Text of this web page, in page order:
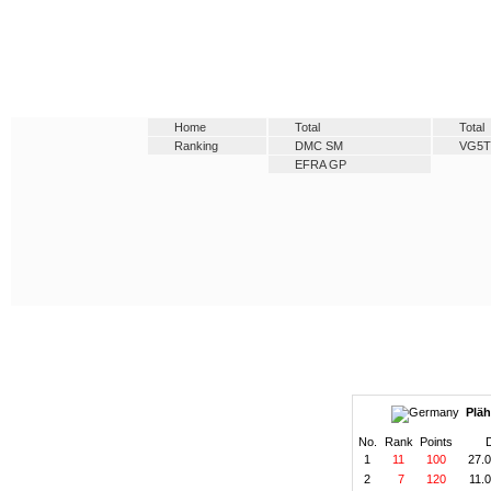
Home
Ranking
Total
DMC SM
EFRA GP
Total
No. Rank Points
1
11 100
2
7 120